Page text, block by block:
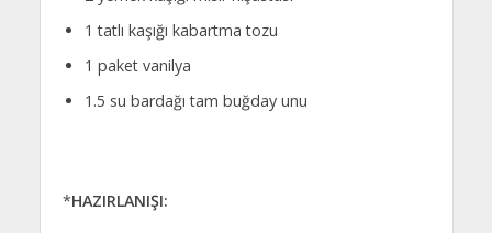
1 tatlı kaşığı kabartma tozu
1 paket vanilya
1.5 su bardağı tam buğday unu
*HAZIRLANIŞI: